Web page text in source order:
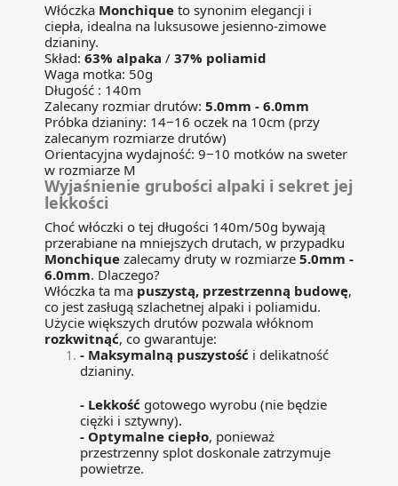
Włóczka Monchique to synonim elegancji i
ciepła, idealna na luksusowe jesienno-zimowe
dzianiny.
Skład: 63% alpaka / 37% poliamid
Waga motka: 50g
Długość : 140m
Zalecany rozmiar drutów: 5.0mm - 6.0mm
Próbka dzianiny: 14−16 oczek na 10cm (przy
zalecanym rozmiarze drutów)
Orientacyjna wydajność: 9−10 motków na sweter
w rozmiarze M
Wyjaśnienie grubości alpaki i sekret jej
lekkości
Choć włóczki o tej długości 140m/50g bywają
przerabiane na mniejszych drutach, w przypadku
Monchique zalecamy druty w rozmiarze 5.0mm -
6.0mm. Dlaczego?
Włóczka ta ma puszystą, przestrzenną budowę,
co jest zasługą szlachetnej alpaki i poliamidu.
Użycie większych drutów pozwala włóknom
rozkwitnąć, co gwarantuje:
- Maksymalną puszystość i delikatność
dzianiny.
- Lekkość gotowego wyrobu (nie będzie
ciężki i sztywny).
- Optymalne ciepło, ponieważ
przestrzenny splot doskonale zatrzymuje
powietrze.